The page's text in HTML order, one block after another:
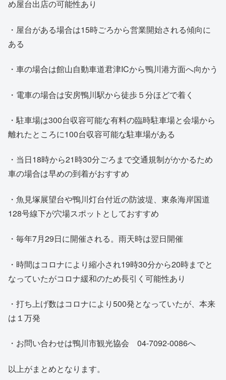
め屋台出店の可能性あり
・屋台がある場合は15時ごろから営業開始される傾向に
ある
・車の場合は館山自動車道君津ICから鴨川港方面へ向かう
・電車の場合は安房鴨川駅から徒歩５分ほどで着く
・駐車場は300台収容可能な有料の臨時駐車場と会場から
離れたところに100台収容可能な駐車場がある
・当日18時から21時30分ごろまで交通規制がかかるため
車の場合は早めの到着がおすすめ
・魚見塚展望台や鴨川灯台付近の防波堤、東条海岸国道
128号線下が穴場スポットとしておすすめ
・毎年7月29日に開催される。雨天時は翌日開催
・時間はコロナにより縮小され19時30分から20時までと
なっていたがコロナ緩和のため長引く可能性あり
・打ち上げ数はコロナにより500発となっていたが、本来
は１万発
・お問い合わせは鴨川市観光協会 04-7092-0086へ
以上がまとめとなります。